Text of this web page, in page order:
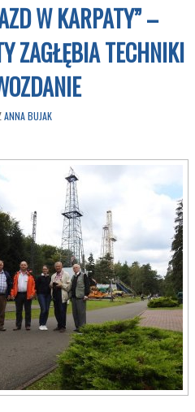
W KARPATY” –
ZAGŁĘBIA TECHNIKI
ANNA BUJAK